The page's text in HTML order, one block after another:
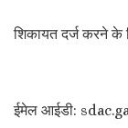
शिकायत दर्ज करने के
ईमेल आईडी: